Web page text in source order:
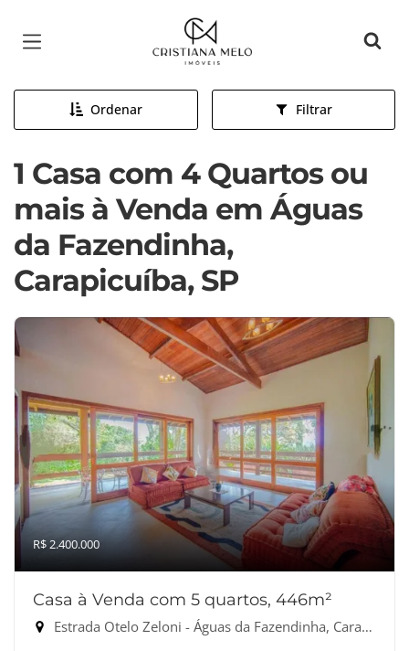
Página inicial
Ordenar Filtrar
1 Casa com 4 Quartos ou
mais à Venda em Águas
da Fazendinha,
Carapicuíba, SP
R$ 2.400.000
Casa à Venda com 5 quartos, 446m²
Estrada Otelo Zeloni - Águas da Fazendinha, Carapicuíba-SP